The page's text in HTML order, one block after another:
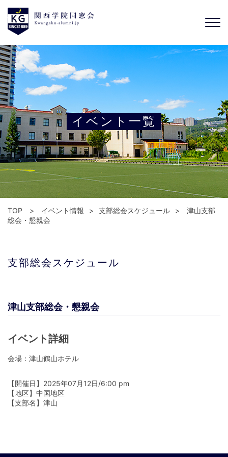
イベント一覧
TOP イベント情報 支部総会スケジュール
津山支部
総会・懇親会
支部総会スケジュール
津山支部総会・懇親会
イベント詳細
会場：津山鶴山ホテル
【開催日】2025年07月12日/6:00 pm
【地区】中国地区
【支部名】津山